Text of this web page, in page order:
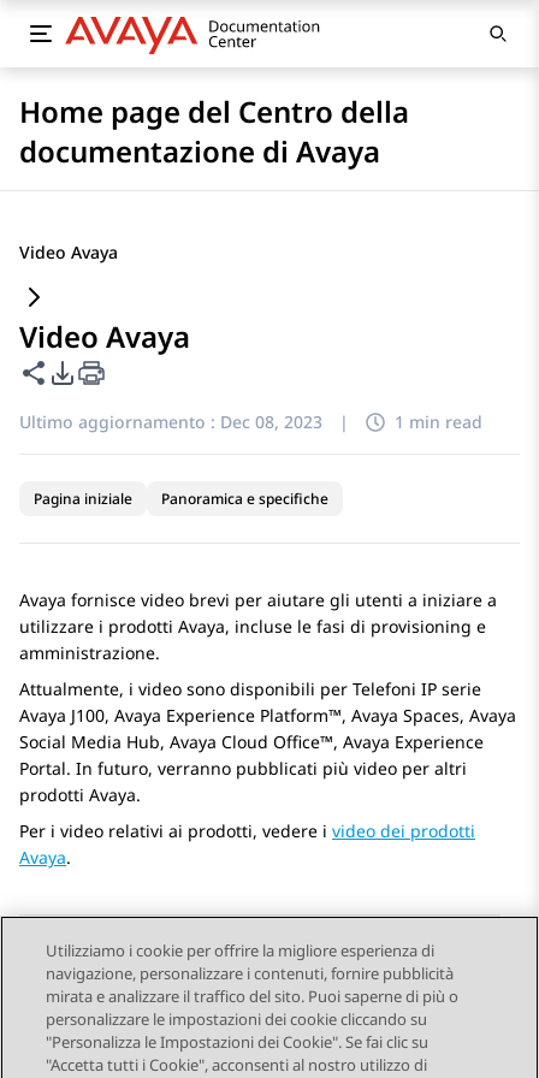
Home page del Centro della
documentazione di Avaya
Video Avaya
Video Avaya
Condividi questa pagina
Opzioni di esportazione PDF
Ultimo aggiornamento : Dec 08, 2023 | 1 min read
Pagina iniziale Panoramica e specifiche
Avaya fornisce video brevi per aiutare gli utenti a iniziare a
utilizzare i prodotti Avaya, incluse le fasi di provisioning e
amministrazione.
Attualmente, i video sono disponibili per Telefoni IP serie
Avaya J100, Avaya Experience Platform™, Avaya Spaces, Avaya
Social Media Hub, Avaya Cloud Office™, Avaya Experience
Portal. In futuro, verranno pubblicati più video per altri
prodotti Avaya.
Per i video relativi ai prodotti, vedere i video dei prodotti
Avaya.
Send Feedback
Utilizziamo i cookie per offrire la migliore esperienza di
navigazione, personalizzare i contenuti, fornire pubblicità
mirata e analizzare il traffico del sito. Puoi saperne di più o
personalizzare le impostazioni dei cookie cliccando su
"Personalizza le Impostazioni dei Cookie". Se fai clic su
"Accetta tutti i Cookie", acconsenti al nostro utilizzo di